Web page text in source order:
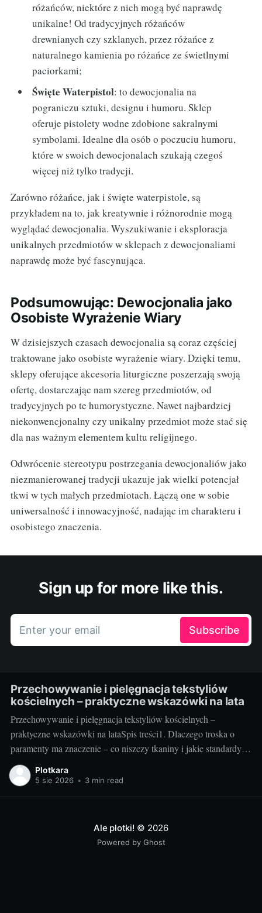
różańców, niektóre z nich mogą być naprawdę
unikalne! Od tradycyjnych różańców
drewnianych czy szklanych, przez różańce z
naturalnego kamienia po różańce ze świetlnymi
paciorkami;
Święte Waterpistol: to dewocjonalia na
pograniczu sztuki, designu i humoru. Sklep
oferuje pistolety wodne zdobione sakralnymi
symbolami. Idealne dla osób o poczuciu humoru,
które w swoich dewocjonalach szukają czegoś
więcej niż tylko tradycji.
Zarówno różańce, jak i święte waterpistole, są
przykładem na to, jak kreatywnie i różnorodnie mogą
wyglądać dewocjonalia. Wyszukiwanie i eksploracja
unikalnych przedmiotów w sklepach z dewocjonaliami
naprawdę może być fascynująca.
Podsumowując: Dewocjonalia jako
Osobiste Wyrażenie Wiary
W dzisiejszych czasach dewocjonalia są coraz częściej
traktowane jako osobiste wyrażenie wiary. Dzięki temu,
sklepy oferujące akcesoria liturgiczne poszerzają swoją
ofertę, dostarczając nam szereg przedmiotów, od
tradycyjnych po te humorystyczne. Nawet najbardziej
niekonwencjonalny czy unikalny przedmiot może stać się
dla nas ważnym elementem kultu religijnego.
Odwrócenie stereotypu postrzegania dewocjonaliów jako
niezmanierowanej tradycji ukazuje jak wielki potencjał
tkwi w tych małych przedmiotach. Łączą one w sobie
uniwersalność i innowacyjność, nadając im charakteru i
osobistego znaczenia.
Sign up for more like this.
Enter your email Subscribe
Przechowywanie i pielęgnacja tekstyliów
kościelnych – praktyczne wskazówki na lata
Przechowywanie i pielęgnacja tekstyliów kościelnych –
praktyczne wskazówki na lataSpis treści1. Dlaczego troska o
paramenty ma znaczenie – co niszczy tkaniny i jakie standardy
warto przyjąć2. Jak przechowywać i pielęgnować – praktyka
krok po kroku3. Szybki plan na lata – checklisty, nawyki i
Plotkara
5 sie 2026 • 3 min read
Ale plotki! © 2026
Powered by Ghost